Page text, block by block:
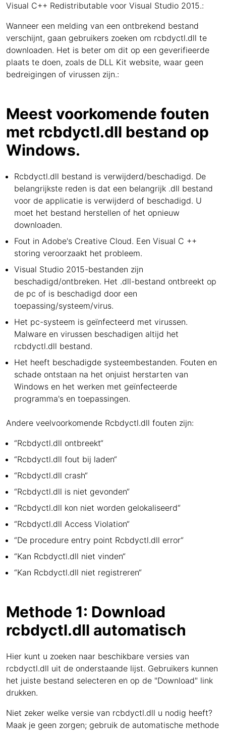
Visual C++ Redistributable voor Visual Studio 2015.:
Wanneer een melding van een ontbrekend bestand
verschijnt, gaan gebruikers zoeken om rcbdyctl.dll te
downloaden. Het is beter om dit op een geverifieerde
plaats te doen, zoals de DLL Kit website, waar geen
bedreigingen of virussen zijn.:
Meest voorkomende fouten
met rcbdyctl.dll bestand op
Windows.
Rcbdyctl.dll bestand is verwijderd/beschadigd. De
belangrijkste reden is dat een belangrijk .dll bestand
voor de applicatie is verwijderd of beschadigd. U
moet het bestand herstellen of het opnieuw
downloaden.
Fout in Adobe's Creative Cloud. Een Visual C ++
storing veroorzaakt het probleem.
Visual Studio 2015-bestanden zijn
beschadigd/ontbreken. Het .dll-bestand ontbreekt op
de pc of is beschadigd door een
toepassing/systeem/virus.
Het pc-systeem is geïnfecteerd met virussen.
Malware en virussen beschadigen altijd het
rcbdyctl.dll bestand.
Het heeft beschadigde systeembestanden. Fouten en
schade ontstaan na het onjuist herstarten van
Windows en het werken met geïnfecteerde
programma's en toepassingen.
Andere veelvoorkomende Rcbdyctl.dll fouten zijn:
“Rcbdyctl.dll ontbreekt“
“Rcbdyctl.dll fout bij laden“
“Rcbdyctl.dll crash“
“Rcbdyctl.dll is niet gevonden“
“Rcbdyctl.dll kon niet worden gelokaliseerd“
“Rcbdyctl.dll Access Violation“
“De procedure entry point Rcbdyctl.dll error“
“Kan Rcbdyctl.dll niet vinden“
“Kan Rcbdyctl.dll niet registreren“
Methode 1: Download
rcbdyctl.dll automatisch
Hier kunt u zoeken naar beschikbare versies van
rcbdyctl.dll uit de onderstaande lijst. Gebruikers kunnen
het juiste bestand selecteren en op de "Download" link
drukken.
Niet zeker welke versie van rcbdyctl.dll u nodig heeft?
Maak je geen zorgen; gebruik de automatische methode